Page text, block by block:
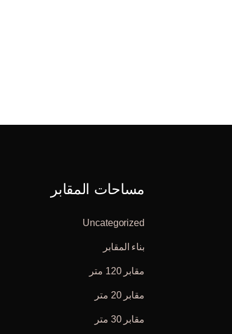
مساحات المقابر
Uncategorized
بناء المقابر
مقابر 120 متر
مقابر 20 متر
مقابر 30 متر